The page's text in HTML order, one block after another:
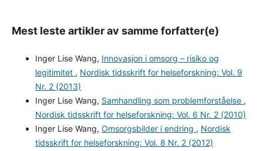
Mest leste artikler av samme forfatter(e)
Inger Lise Wang, Innovasjon i omsorg – risiko og
legitimitet , Nordisk tidsskrift for helseforskning: Vol. 9
Nr. 2 (2013)
Inger Lise Wang, Samhandling som problemforståelse ,
Nordisk tidsskrift for helseforskning: Vol. 6 Nr. 2 (2010)
Inger Lise Wang, Omsorgsbilder i endring , Nordisk
tidsskrift for helseforskning: Vol. 8 Nr. 2 (2012)